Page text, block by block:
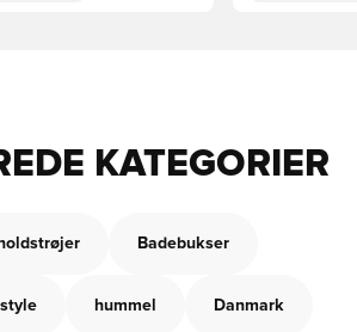
KATEGORIER
Badebukser
hummel Danmark